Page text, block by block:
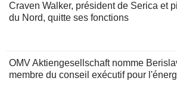
Craven Walker, président de Serica et
du Nord, quitte ses fonctions
OMV Aktiengesellschaft nomme
membre du conseil exécutif pour